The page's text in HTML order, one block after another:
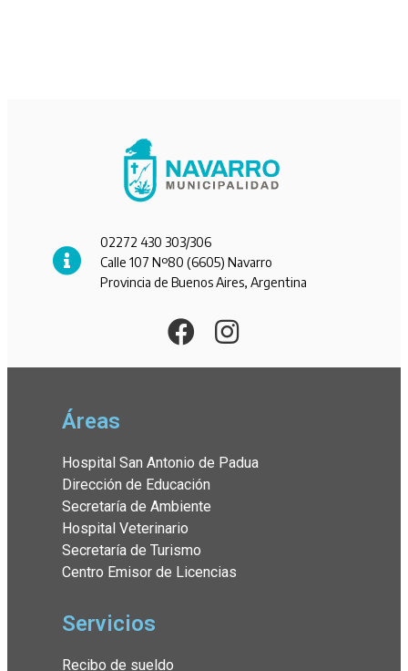
02272 430 303/306
Calle 107 Nº80 (6605) Navarro
Provincia de Buenos Aires, Argentina
Áreas
Hospital San Antonio de Padua
Dirección de Educación
Secretaría de Ambiente
Hospital Veterinario
Secretaría de Turismo
Centro Emisor de Licencias
Servicios
Recibo de sueldo